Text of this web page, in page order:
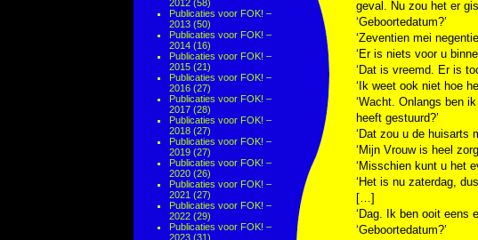
2012 (58)
Publicaties voor FOK! –
2013 (50)
Publicaties voor FOK! –
2014 (16)
Publicaties voor FOK! –
2015 (21)
Publicaties voor FOK! –
2016 (27)
Publicaties voor FOK! –
2017 (28)
Publicaties voor FOK! –
2018 (27)
Publicaties voor FOK! –
2019 (27)
Publicaties voor FOK! –
2020 (26)
Publicaties voor FOK! –
2021 (27)
Publicaties voor FOK! –
2022 (29)
Publicaties voor FOK! –
2023 (31)
geval. Nu zou het er
‘Geboortedatum?’
‘Zeventien mei
‘Er is niets voor u
‘Dat is vreemd. Er is
‘Ik weet ook niet hoe
‘Wacht. Onlangs ben
heeft gestuurd?’
‘Dat zou u de huisarts
‘Mijn Vrouw is heel
‘Misschien kunt u het
‘Het is nu zaterdag,
[…]
‘Dag. Ik ben ooit eens
‘Geboortedatum?’